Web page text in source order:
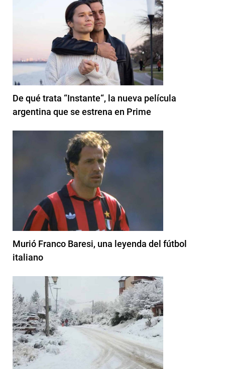
De qué trata “Instante“, la nueva película
argentina que se estrena en Prime
Murió Franco Baresi, una leyenda del fútbol
italiano